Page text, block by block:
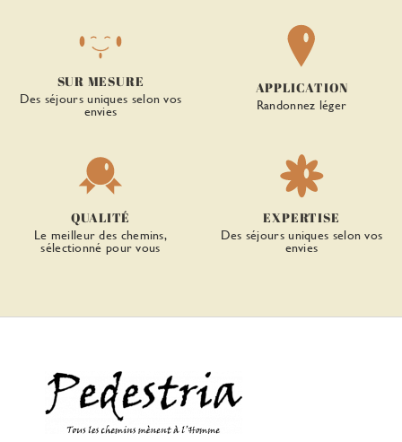
SUR MESURE
Des séjours uniques selon vos
envies
APPLICATION
Randonnez léger
QUALITÉ
Le meilleur des chemins,
sélectionné pour vous
EXPERTISE
Des séjours uniques selon vos
envies